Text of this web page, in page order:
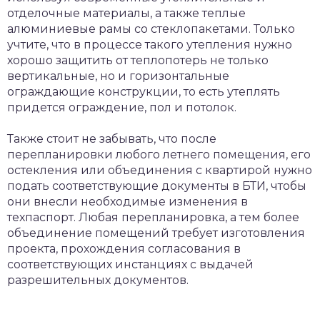
отделочные материалы, а также теплые
алюминиевые рамы со стеклопакетами. Только
учтите, что в процессе такого утепления нужно
хорошо защитить от теплопотерь не только
вертикальные, но и горизонтальные
ограждающие конструкции, то есть утеплять
придется ограждение, пол и потолок.
Также стоит не забывать, что после
перепланировки любого летнего помещения, его
остекления или объединения с квартирой нужно
подать соответствующие документы в БТИ, чтобы
они внесли необходимые изменения в
техпаспорт. Любая перепланировка, а тем более
объединение помещений требует изготовления
проекта, прохождения согласования в
соответствующих инстанциях с выдачей
разрешительных документов.